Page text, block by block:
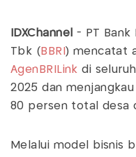
IDXChannel
- PT Bank
Tbk ( BBRI ) mencatat
AgenBRILink di
2025 dan
80 persen total desa
Melalui model bisnis